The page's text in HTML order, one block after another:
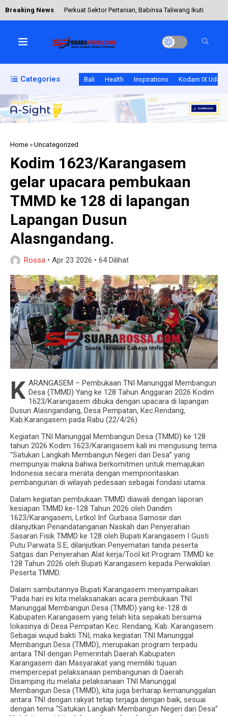
Breaking News Perkuat Sektor Pertanian, Babinsa Taliwang Ikuti
Serda Ismail Rahadat Kawal Program MBG di
TMMD Ke-129 Kodim 1614/Dompu Hampir
Tuntas, Kasdim Tinjau Finishing RTLH dan
Rehabilitasi Musala
Situasi Pelabuhan Poto Tano Aman Terkendali
Categories Bali Health Inspirations Kodam IX
Home »Uncategorized
Kodim 1623/Karangasem
gelar upacara pembukaan
TMMD ke 128 di lapangan
Lapangan Dusun
Alasngandang.
Rossa • Apr 23 2026 • 64 Dilihat
K ARANGASEM – Pembukaan TNI Manunggal Membangun
Desa (TMMD) Yang ke 128 Tahun Anggaran 2026 Kodim
1623/Karangasem dibuka dengan upacara di lapangan
Dusun Alasngandang, Desa Pempatan, Kec.Rendang,
Kab.Karangasem pada Rabu (22/4/26)
Kegiatan TNI Manunggal Membangun Desa (TMMD) ke 128
tahun 2026 Kodim 1623/Karangasem kali ini mengusung tema
“Satukan Langkah Membangun Negeri dari Desa” yang
mempunyai makna bahwa berkomitmen untuk memajukan
Indonesia secara merata dengan memprioritaskan
pembangunan di wilayah pedesaan sebagai fondasi utama.
Dalam kegiatan pembukaan TMMD diawali dengan laporan
kesiapan TMMD ke-128 Tahun 2026 oleh Dandim
1623/Karangasem, Letkol Inf Gurbasa Samosir dan
dilanjutkan Penandatanganan Naskah dan Penyerahan
Sasaran Fisik TMMD ke 128 oleh Bupati Karangasem I Gusti
Putu Parwata S.E, dilanjutkan Penyematan tanda peserta
Satgas dan Penyerahan Alat kerja/Tool kit Program TMMD ke
128 Tahun 2026 oleh Bupati Karangasem kepada Perwakilan
Peserta TMMD.
Dalam sambutannya Bupati Karangasem menyampaikan
“Pada hari ini kita melaksanakan acara pembukaan TNI
Manunggal Membangun Desa (TMMD) yang ke-128 di
Kabupaten Karangasem yang telah kita sepakati bersama
lokasinya di Desa Pempatan Kec. Rendang, Kab. Karangasem.
Sebagai wujud bakti TNI, maka kegiatan TNI Manunggal
Membangun Desa (TMMD), merupakan program terpadu
antara TNI dengan Pemerintah Daerah Kabupaten
Karangasem dan Masyarakat yang memiliki tujuan
mempercepat pelaksanaan pembangunan di Daerah.
Disamping itu melalui pelaksanaan TNI Manunggal
Membangun Desa (TMMD), kita juga berharap kemanunggalan
antara TNI dengan rakyat tetap terjaga dengan baik, sesuai
dengan tema “Satukan Langkah Membangun Negeri dari Desa”